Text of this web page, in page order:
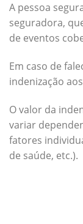
A pessoa
seguradora,
de eventos
Em caso de
indenização
O valor da
variar
fatores
de saúde, etc.).